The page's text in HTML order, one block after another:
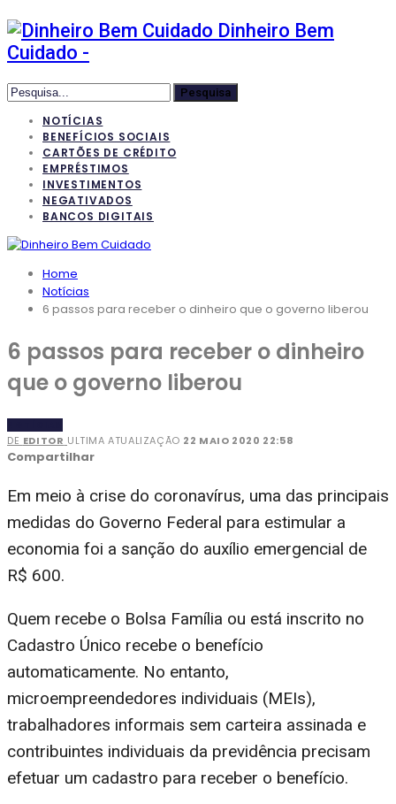
Dinheiro Bem
Cuidado -
NOTÍCIAS
BENEFÍCIOS SOCIAIS
CARTÕES DE CRÉDITO
EMPRÉSTIMOS
INVESTIMENTOS
NEGATIVADOS
BANCOS DIGITAIS
Home
Notícias
6 passos para receber o dinheiro que o governo liberou
6 passos para receber o dinheiro
que o governo liberou
DE EDITOR ULTIMA ATUALIZAÇÃO 22 MAIO 2020 22:58
Compartilhar
Em meio à crise do coronavírus, uma das principais
medidas do Governo Federal para estimular a
economia foi a sanção do auxílio emergencial de
R$ 600.
Quem recebe o Bolsa Família ou está inscrito no
Cadastro Único recebe o benefício
automaticamente. No entanto,
microempreendedores individuais (MEIs),
trabalhadores informais sem carteira assinada e
contribuintes individuais da previdência precisam
efetuar um cadastro para receber o benefício.